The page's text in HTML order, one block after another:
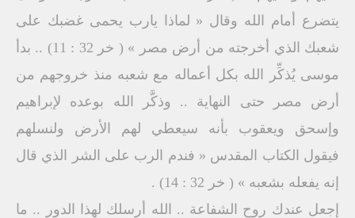
يتضرع أمام الله وقال « لماذا يارب يحمى غضبك على
شعبك الذي أخرجته من أرض مصر » ( خر 32 : 11) .. بدأ
موسى يُذكِّر الله بكل أعماله مع شعبه منذ خروجهم من
أرض مصر حتى النهاية .. وذكَّر الله بوعده لإبراهيم
وإسحق ويعقوب بأنه سيعطي لهم الأرض ولنسلهم
فيقول الكتاب المقدس « فندم الرب على الشر الذي قال
إنه يفعله بشعبه » ( خر 32 : 14) .
إجعل عندك روح الشفاعة .. الله أرسلك لهذا الدور .. ما